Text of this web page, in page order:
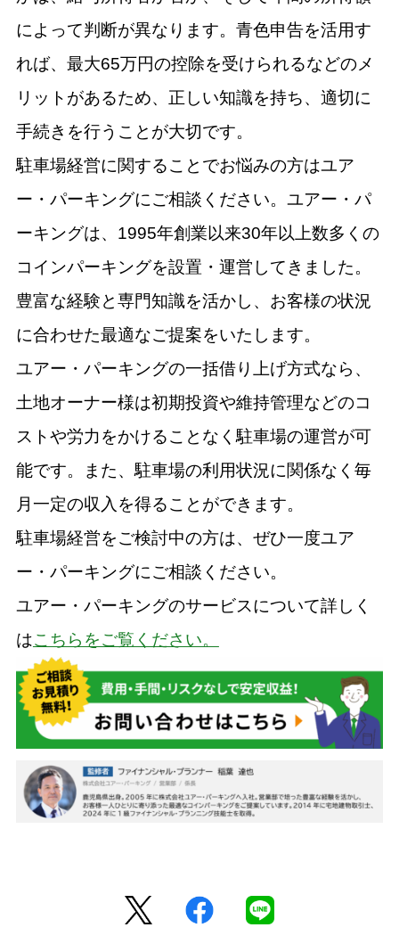
によって判断が異なります。青色申告を活用す
れば、最大65万円の控除を受けられるなどのメ
リットがあるため、正しい知識を持ち、適切に
手続きを行うことが大切です。
駐車場経営に関することでお悩みの方はユア
ー・パーキングにご相談ください。ユアー・パ
ーキングは、1995年創業以来30年以上数多くの
コインパーキングを設置・運営してきました。
豊富な経験と専門知識を活かし、お客様の状況
に合わせた最適なご提案をいたします。
ユアー・パーキングの一括借り上げ方式なら、
土地オーナー様は初期投資や維持管理などのコ
ストや労力をかけることなく駐車場の運営が可
能です。また、駐車場の利用状況に関係なく毎
月一定の収入を得ることができます。
駐車場経営をご検討中の方は、ぜひ一度ユア
ー・パーキングにご相談ください。
ユアー・パーキングのサービスについて詳しく
はこちらをご覧ください。